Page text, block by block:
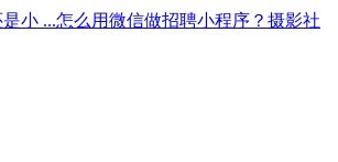
小 ...怎么用微信做招聘小程序？ 摄影社